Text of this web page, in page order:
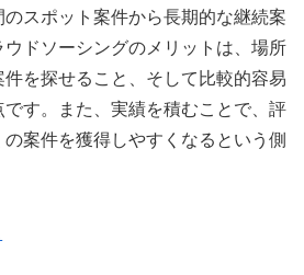
スポット案件から長期的な継続案
ドソーシングのメリットは、場所
を探せること、そして比較的容易
す。また、実績を積むことで、評
案件を獲得しやすくなるという側